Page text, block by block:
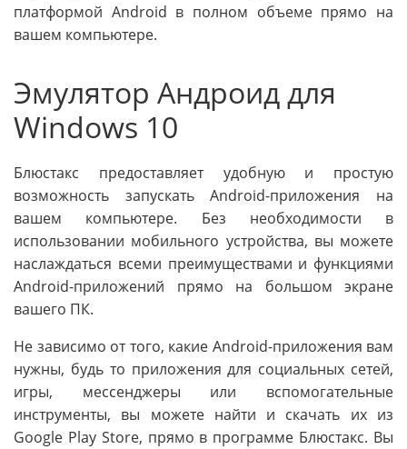
платформой Android в полном объеме прямо на
вашем компьютере.
Эмулятор Андроид для
Windows 10
Блюстакс предоставляет удобную и простую
возможность запускать Android-приложения на
вашем компьютере. Без необходимости в
использовании мобильного устройства, вы можете
наслаждаться всеми преимуществами и функциями
Android-приложений прямо на большом экране
вашего ПК.
Не зависимо от того, какие Android-приложения вам
нужны, будь то приложения для социальных сетей,
игры, мессенджеры или вспомогательные
инструменты, вы можете найти и скачать их из
Google Play Store, прямо в программе Блюстакс. Вы